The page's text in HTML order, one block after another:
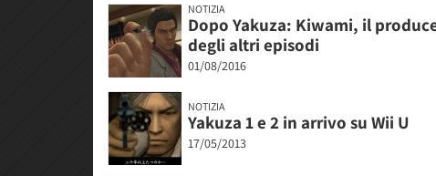
NOTIZIA
Dopo Yakuza: Kiwami, il
degli altri episodi
01/08/2016
NOTIZIA
Yakuza 1 e 2 in arrivo su Wii U
17/05/2013